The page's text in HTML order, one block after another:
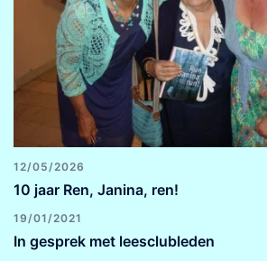
12/05/2026
10 jaar Ren, Janina, ren!
19/01/2021
In gesprek met leesclubleden